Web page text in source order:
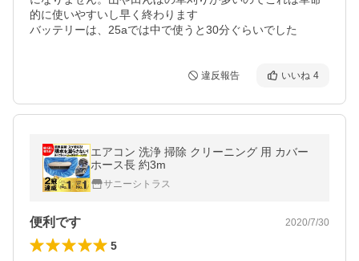
的に使いやすいし早く終わります
バッテリーは、25aでは中で使うと30分ぐらいでした
違反報告 いいね 4
エアコン 洗浄 掃除 クリーニング 用 カバー
ホース長 約3m
サニーシトラス
便利です 2020/7/30
5